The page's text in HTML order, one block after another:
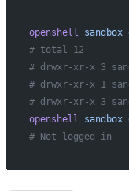
openshell sandbox
# total 12
# drwxr-xr-x 3
# drwxr-xr-x 1
# drwxr-xr-x 3
openshell sandbox
# Not logged in